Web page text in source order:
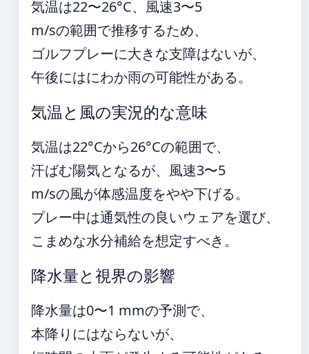
気温は22〜26°C、風速3〜5
m/sの範囲で推移するため、
ゴルフプレーに大きな支障はないが、
午後にはにわか雨の可能性がある。
気温と風の実況的な意味
気温は22°Cから26°Cの範囲で、
汗ばむ陽気となるが、風速3〜5
m/sの風が体感温度をやや下げる。
プレー中は通気性の良いウェアを選び、
こまめな水分補給を想定すべき。
降水量と視界の影響
降水量は0〜1 mmの予測で、
本降りにはならないが、